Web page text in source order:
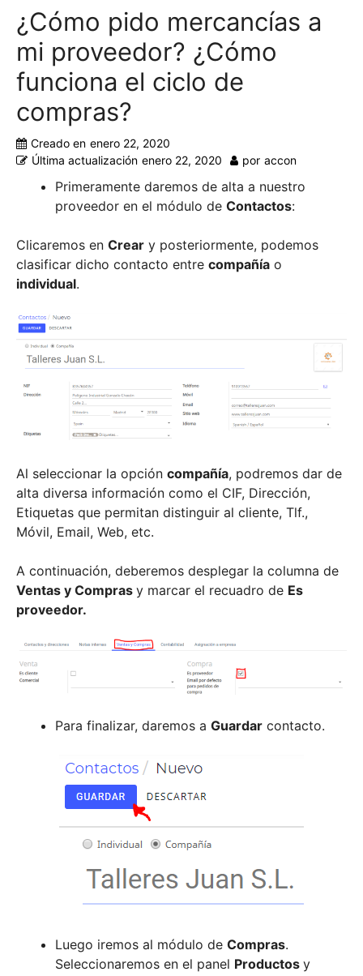
¿Cómo pido mercancías a
mi proveedor? ¿Cómo
funciona el ciclo de
compras?
Creado en enero 22, 2020
Última actualización enero 22, 2020 por accon
Primeramente daremos de alta a nuestro
proveedor en el módulo de Contactos:
Clicaremos en Crear y posteriormente, podemos
clasificar dicho contacto entre compañía o
individual.
Al seleccionar la opción compañía, podremos dar de
alta diversa información como el CIF, Dirección,
Etiquetas que permitan distinguir al cliente, Tlf.,
Móvil, Email, Web, etc.
A continuación, deberemos desplegar la columna de
Ventas y Compras y marcar el recuadro de Es
proveedor.
Para finalizar, daremos a Guardar contacto.
Luego iremos al módulo de Compras.
Seleccionaremos en el panel Productos y